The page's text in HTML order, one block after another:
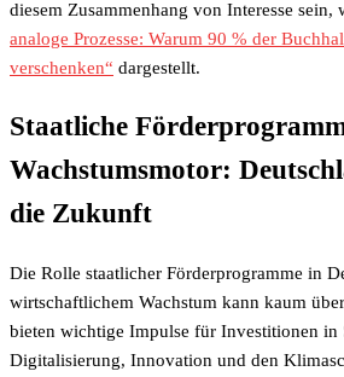
diesem Zusammenhang von Interesse sein,
analoge Prozesse: Warum 90 % der
verschenken“ dargestellt.
Staatliche
Wachstumsmotor:
die Zukunft
Die Rolle staatlicher Förderprogramme in
wirtschaftlichem Wachstum kann kaum
bieten wichtige Impulse für Investitionen in
Digitalisierung, Innovation und den